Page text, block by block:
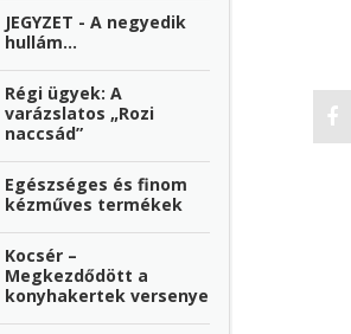
JEGYZET - A negyedik
hullám…
Régi ügyek: A
varázslatos „Rozi
naccsád”
Egészséges és finom
kézműves termékek
Kocsér –
Megkezdődött a
konyhakertek versenye